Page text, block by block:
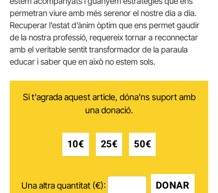
permetran viure amb més serenor el nostre dia a dia.
Recuperar l’estat d’ànim òptim que ens permet gaudir
de la nostra professió, requereix tornar a reconnectar
amb el veritable sentit transformador de la paraula
educar i saber que en això no estem sols.
Si t'agrada aquest article, dóna'ns suport amb
una donació.
10€ 25€ 50€
Una altra quantitat (€): DONAR